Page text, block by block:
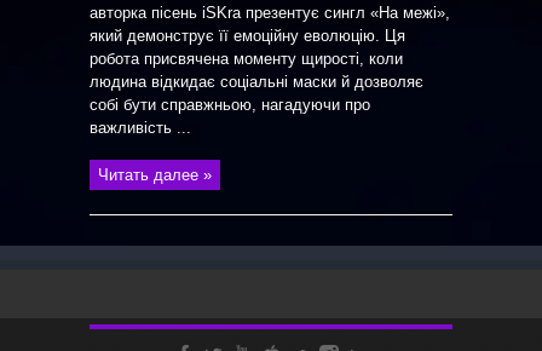
авторка пісень iSKra презентує сингл «На межі»,
який демонструє її емоційну еволюцію. Ця
робота присвячена моменту щирості, коли
людина відкидає соціальні маски й дозволяє
собі бути справжньою, нагадуючи про
важливість ...
Читать далее »